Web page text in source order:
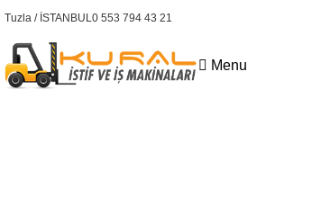
Tuzla / İSTANBUL0 553 794 43 21
Menu